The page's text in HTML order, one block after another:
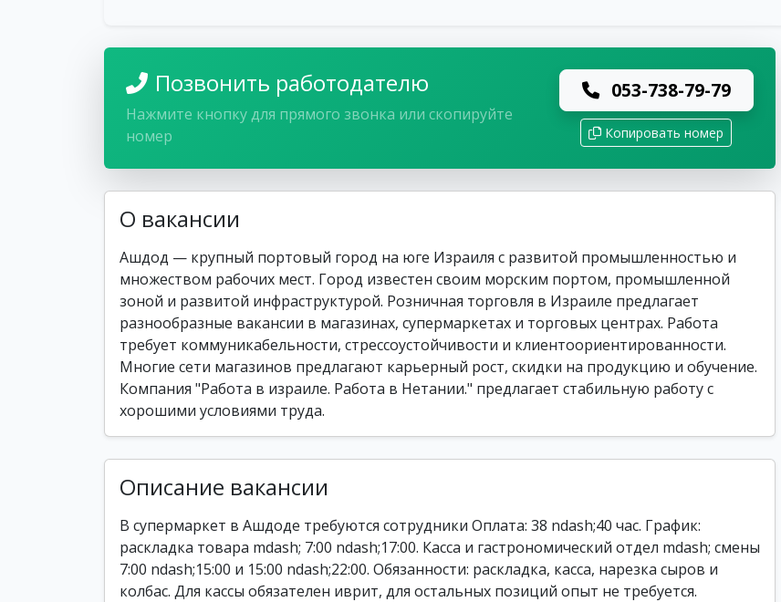
Позвонить работодателю
Нажмите кнопку для прямого звонка или скопируйте
номер
053-738-79-79
Копировать номер
О вакансии
Ашдод — крупный портовый город на юге Израиля с развитой промышленностью и
множеством рабочих мест. Город известен своим морским портом, промышленной
зоной и развитой инфраструктурой. Розничная торговля в Израиле предлагает
разнообразные вакансии в магазинах, супермаркетах и торговых центрах. Работа
требует коммуникабельности, стрессоустойчивости и клиентоориентированности.
Многие сети магазинов предлагают карьерный рост, скидки на продукцию и обучение.
Компания "Работа в израиле. Работа в Нетании." предлагает стабильную работу с
хорошими условиями труда.
Описание вакансии
В супермаркет в Ашдоде требуются сотрудники Оплата: 38 ndash;40 час. График:
раскладка товара mdash; 7:00 ndash;17:00. Касса и гастрономический отдел mdash; смены
7:00 ndash;15:00 и 15:00 ndash;22:00. Обязанности: раскладка, касса, нарезка сыров и
колбас. Для кассы обязателен иврит, для остальных позиций опыт не требуется.